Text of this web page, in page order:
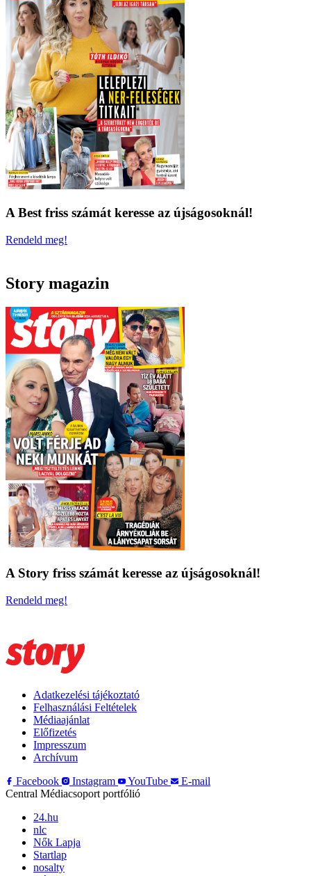
A Best friss számát keresse az újságosoknál!
Rendeld meg!
Story magazin
A Story friss számát keresse az újságosoknál!
Rendeld meg!
Adatkezelési tájékoztató
Felhasználási Feltételek
Médiaajánlat
Előfizetés
Impresszum
Archívum
Facebook
Instagram YouTube
E-mail
Central Médiacsoport portfólió
24.hu
nlc
Nők Lapja
Startlap
nosalty